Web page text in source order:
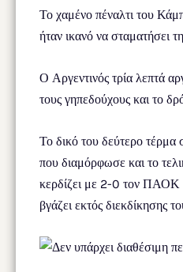
Το χαμένο πέναλτι του
ήταν ικανό να σταματήσει
Ο Αργεντινός τρία λεπτά
τους γηπεδούχους και το
Το δικό του δεύτερο τέρμα
που διαμόρφωσε και το
κερδίζει με 2-0 τον ΠΑΟΚ
βγάζει εκτός διεκδίκησης